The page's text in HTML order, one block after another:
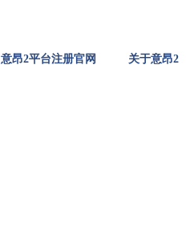
意昂2平台注册官网 关于意昂2